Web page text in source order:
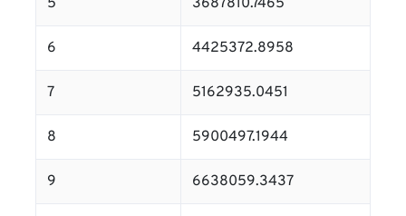
5 3687810.7465
6 4425372.8958
7 5162935.0451
8 5900497.1944
9 6638059.3437